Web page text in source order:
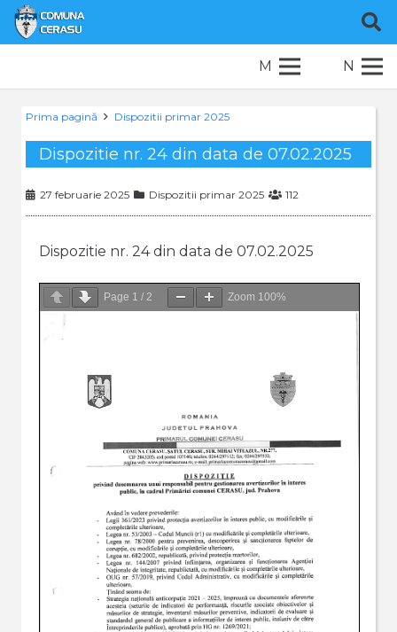
M N
Prima pagină Dispozitii primar 2025
Dispozitie nr. 24 din data de 07.02.2025
27 februarie 2025 Dispozitii primar 2025 112
Dispozitie nr. 24 din data de 07.02.2025
Page 1 / 2 Zoom 100%